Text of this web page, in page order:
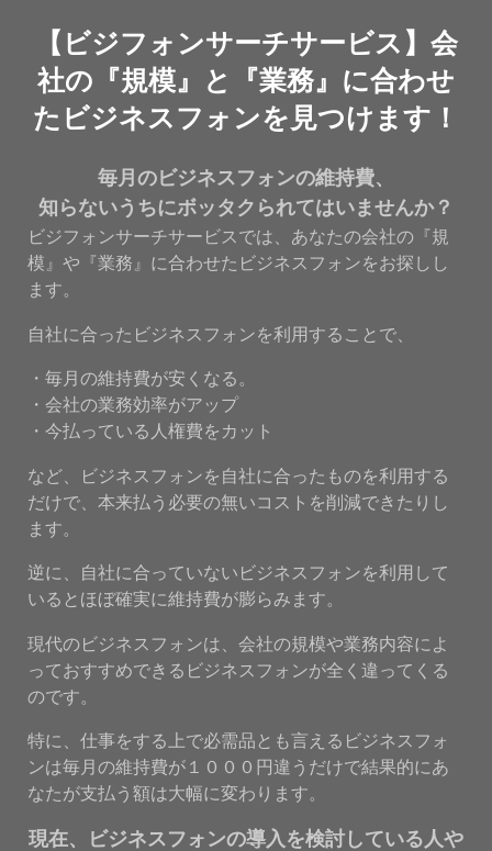
【ビジフォンサーチサービス】会
社の『規模』と『業務』に合わせ
たビジネスフォンを見つけます！
毎月のビジネスフォンの維持費、
知らないうちにボッタクられてはいませんか？
ビジフォンサーチサービスでは、あなたの会社の『規
模』や『業務』に合わせたビジネスフォンをお探しし
ます。
自社に合ったビジネスフォンを利用することで、
・毎月の維持費が安くなる。
・会社の業務効率がアップ
・今払っている人権費をカット
など、ビジネスフォンを自社に合ったものを利用する
だけで、本来払う必要の無いコストを削減できたりし
ます。
逆に、自社に合っていないビジネスフォンを利用して
いるとほぼ確実に維持費が膨らみます。
現代のビジネスフォンは、会社の規模や業務内容によ
っておすすめできるビジネスフォンが全く違ってくる
のです。
特に、仕事をする上で必需品とも言えるビジネスフォ
ンは毎月の維持費が１０００円違うだけで結果的にあ
なたが支払う額は大幅に変わります。
現在、ビジネスフォンの導入を検討している人や